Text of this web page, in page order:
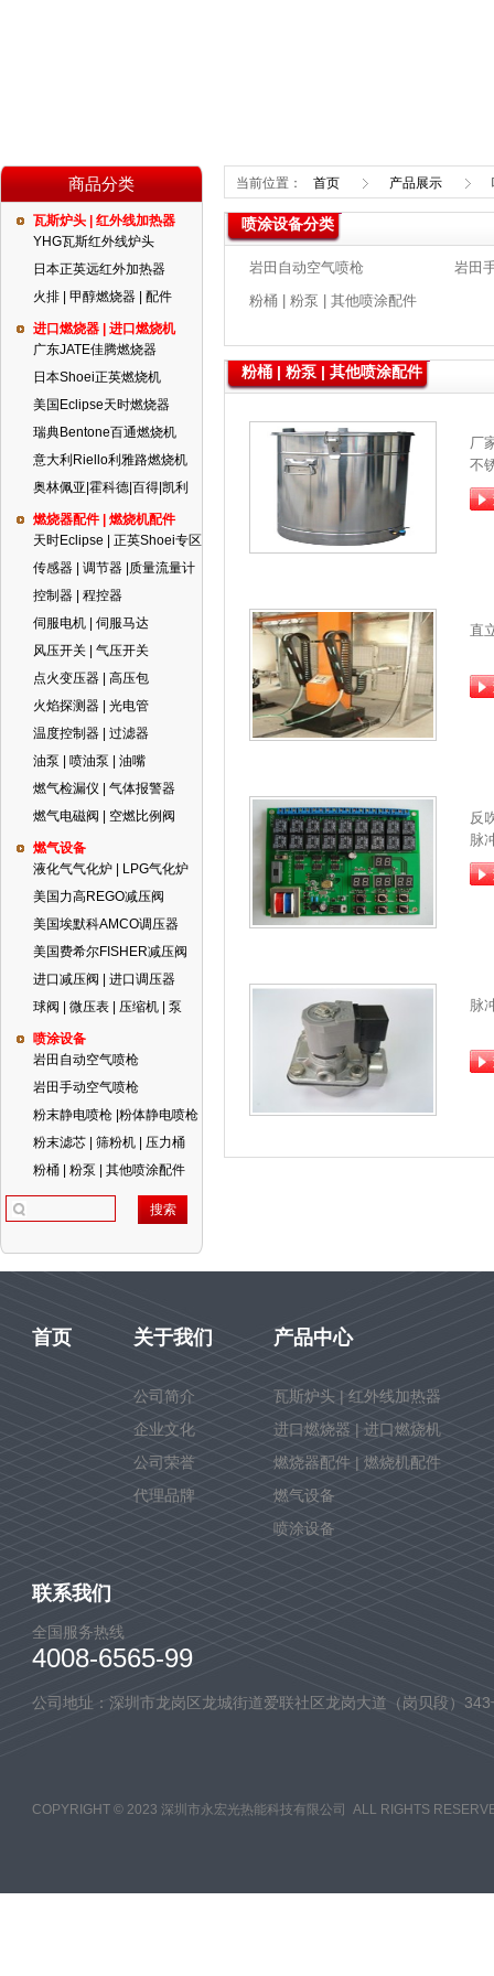
商品分类
瓦斯炉头 | 红外线加热器
YHG瓦斯红外线炉头
日本正英远红外加热器
火排 | 甲醇燃烧器 | 配件
进口燃烧器 | 进口燃烧机
广东JATE佳腾燃烧器
日本Shoei正英燃烧机
美国Eclipse天时燃烧器
瑞典Bentone百通燃烧机
意大利Riello利雅路燃烧机
奥林佩亚|霍科德|百得|凯利
燃烧器配件 | 燃烧机配件
天时Eclipse | 正英Shoei专区
传感器 | 调节器 |质量流量计
控制器 | 程控器
伺服电机 | 伺服马达
风压开关 | 气压开关
点火变压器 | 高压包
火焰探测器 | 光电管
温度控制器 | 过滤器
油泵 | 喷油泵 | 油嘴
燃气检漏仪 | 气体报警器
燃气电磁阀 | 空燃比例阀
燃气设备
液化气气化炉 | LPG气化炉
美国力高REGO减压阀
美国埃默科AMCO调压器
美国费希尔FISHER减压阀
进口减压阀 | 进口调压器
球阀 | 微压表 | 压缩机 | 泵
喷涂设备
岩田自动空气喷枪
岩田手动空气喷枪
粉末静电喷枪 |粉体静电喷枪
粉末滤芯 | 筛粉机 | 压力桶
粉桶 | 粉泵 | 其他喷涂配件
当前位置： 首页 产品展示
喷涂设备分类
岩田自动空气喷枪
岩田
粉桶 | 粉泵 | 其他喷涂配件
粉桶 | 粉泵 | 其他喷涂配件
厂
不
直
反
脉
脉
首页 关于我们
公司简介
企业文化
公司荣誉
代理品牌
产品中心
瓦斯炉头 | 红外线加热器
进口燃烧器 | 进口燃烧机
燃烧器配件 | 燃烧机配件
燃气设备
喷涂设备
联系我们
全国服务热线
4008-6565-99
公司地址：深圳市龙岗区龙城街道爱联社区龙岗大道（岗贝段）343
COPYRIGHT © 2023 深圳市永宏光热能科技有限公司 ALL RIGHTS